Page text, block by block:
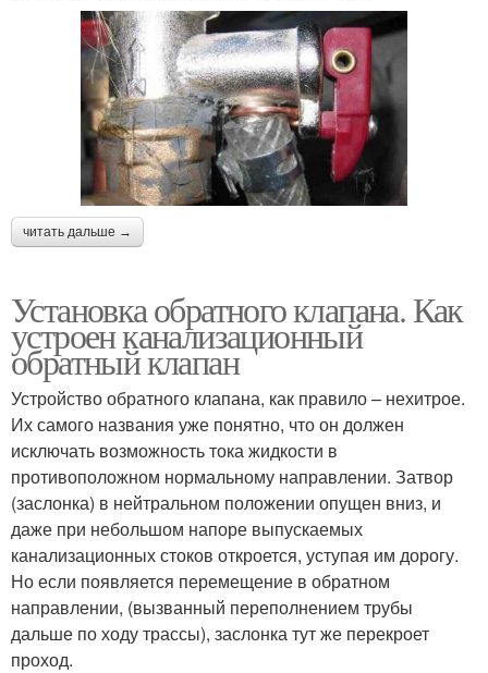
читать дальше →
Установка обратного клапана. Как
устроен канализационный
обратный клапан
Устройство обратного клапана, как правило – нехитрое.
Их самого названия уже понятно, что он должен
исключать возможность тока жидкости в
противоположном нормальному направлении. Затвор
(заслонка) в нейтральном положении опущен вниз, и
даже при небольшом напоре выпускаемых
канализационных стоков откроется, уступая им дорогу.
Но если появляется перемещение в обратном
направлении, (вызванный переполнением трубы
дальше по ходу трассы), заслонка тут же перекроет
проход.